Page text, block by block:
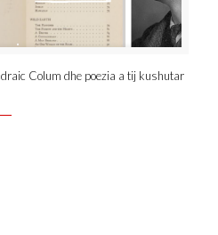
Colum dhe poezia a tij kushutar